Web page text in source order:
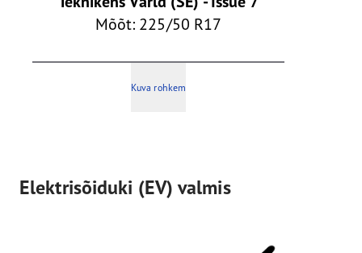
Mõõt: 225/50 R17
Kuva rohkem
Elektrisõiduki (EV) valmis